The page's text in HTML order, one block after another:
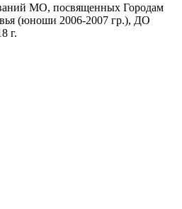
МО, посвященных Городам
(юноши 2006-2007 гр.), ДО
г.